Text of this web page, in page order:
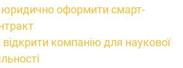
оформити смарт-
компанію для наукової